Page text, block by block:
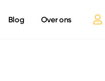
Blog Over ons